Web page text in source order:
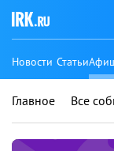
Новости Статьи
Главное Все